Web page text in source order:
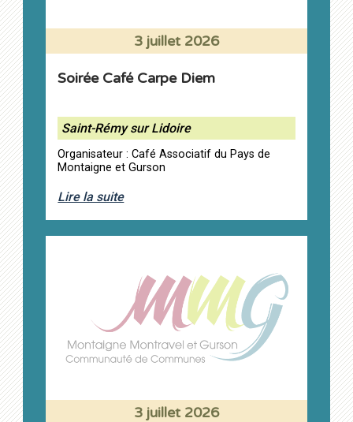
3 juillet 2026
Soirée Café Carpe Diem
Saint-Rémy sur Lidoire
Organisateur : Café Associatif du Pays de
Montaigne et Gurson
Lire la suite
3 juillet 2026